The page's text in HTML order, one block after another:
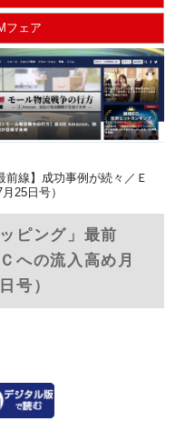
フェア
前線】成功事例が続々／Ｅ
25日号）
ピング」最前
への流入高め月
号）